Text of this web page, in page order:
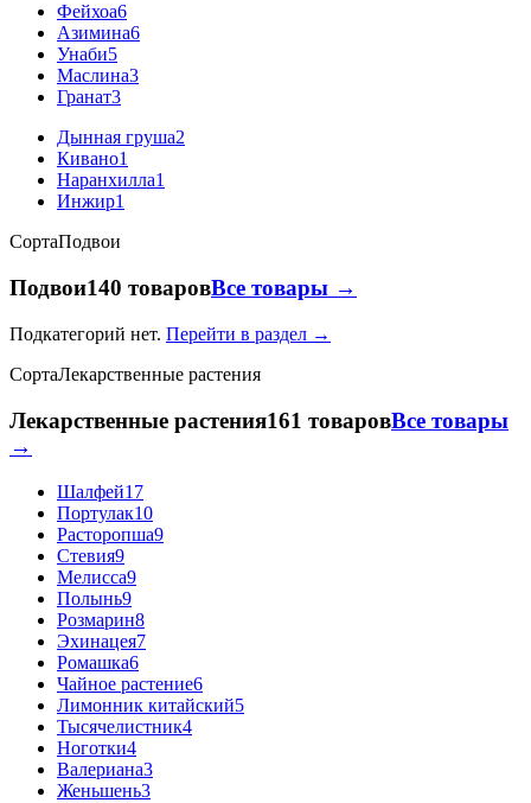
Фейхоа6
Азимина6
Унаби5
Маслина3
Гранат3
Дынная груша2
Кивано1
Наранхилла1
Инжир1
СортаПодвои
Подвои140 товаровВсе товары →
Подкатегорий нет. Перейти в раздел →
СортаЛекарственные растения
Лекарственные растения161 товаровВсе товары
→
Шалфей17
Портулак10
Расторопша9
Стевия9
Мелисса9
Полынь9
Розмарин8
Эхинацея7
Ромашка6
Чайное растение6
Лимонник китайский5
Тысячелистник4
Ноготки4
Валериана3
Женьшень3